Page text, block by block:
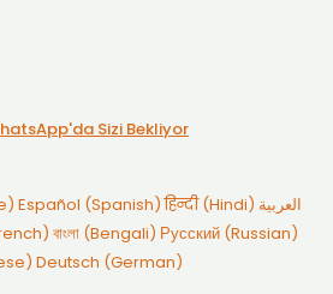
Sizi Bekliyor
Español (Spanish) हिन्दी (Hindi) العربية
বাংলা (Bengali) Русский (Russian)
Deutsch (German)